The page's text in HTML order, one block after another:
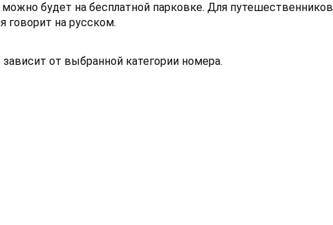
будет на бесплатной парковке. Для
говорит на русском.
от выбранной категории номера.